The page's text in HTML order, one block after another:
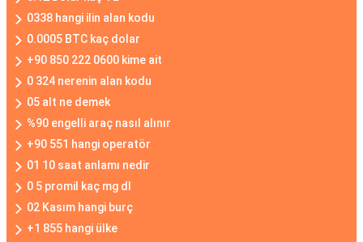
0338 hangi ilin alan kodu
0.0005 BTC kaç dolar
+90 850 222 0600 kime ait
0 324 nerenin alan kodu
05 alt ne demek
%90 engelli araç nasıl alınır
+90 551 hangi operatör
01 10 saat anlamı nedir
0 5 promil kaç mg dl
02 Kasım hangi burç
+1 855 hangi ülke